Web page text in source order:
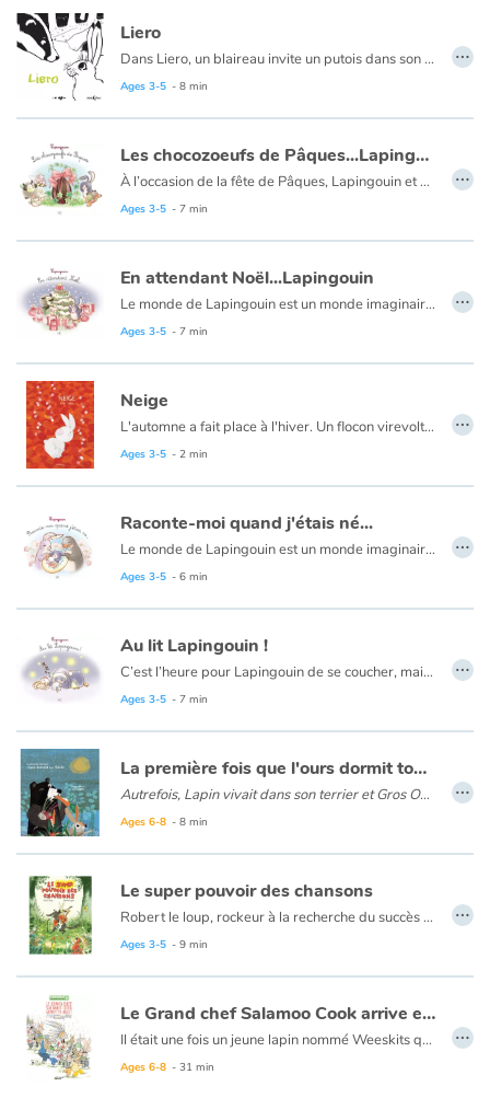
Liero
Dans Liero, un blaireau invite un putois dans son terrier.
Ages 3-5 - 8 min
…
Les chocozoeufs de Pâques...Lapingouin
À l’occasion de la fête de Pâques, Lapingouin et sa classe visitent la coqolaterie du Chocochef. Ils vont enfin découvrir comment sont fabriqués les chocozœufs. Mais le Chocochef va-t-il leur dévoiler tous ses secrets ?
Ages 3-5 - 7 min
…
En attendant Noël...Lapingouin
Le monde de Lapingouin est un monde imaginaire où sa nature hybride, croisement entre un lapin et un pingouin, et celle de ses amis, évoquent la richesse et la transmission de la mixité. À l’approche de Noël, Lapingouin cherche à résoudre l’énigme du Père Noël : Comment parvient-il à distribuer les cadeaux en secret ? Pour percer ce mystère, Lapingouin a un plan…
Ages 3-5 - 7 min
…
Neige
L'automne a fait place à l'hiver. Un flocon virevolte, léger. Il neige. Bientôt la forêt revêt son manteau blanc et chacun gagne son logis pour l'hiver.
Ages 3-5 - 2 min
…
Raconte-moi quand j'étais né...
Le monde de Lapingouin est un monde imaginaire où sa nature hybride, croisement entre un lapin et un pingouin, et celle de ses amis, évoquent la richesse et la transmission de la mixité. Lapingouin retrouve son album de naissance et pose un tas de questions à ses parents.
Ages 3-5 - 6 min
…
Au lit Lapingouin !
C’est l’heure pour Lapingouin de se coucher, mais il a tendance à trainer les nageoires pour y aller. Alors il fait tout pour gagner du temps, cherchant milles excuses, malgré les rappels de sa maman. À force de l’attendre, celle-ci s’endort dans son lit sans qu’il s’en rende compte. Occupé à chercher « Moudoux », son papa lui demande ce qu’il est en train de faire. Tout coi, il réfléchit et n’arrive pas à se souvenir ce que lui avait demandé de faire sa maman. Un traité illustratif d’une grande finesse tout en douceur.
Ages 3-5 - 7 min
…
La première fois que l'ours dormit tout l'hiver
Autrefois, Lapin vivait dans son terrier et Gros Ours dans sa tanière, tout à côté. L’un était prévoyant, l’autre insouciant et voleur.
Une randonnée humoristique pour tous.
Ages 6-8 - 8 min
…
Le super pouvoir des chansons
Robert le loup, rockeur à la recherche du succès rêve de monter un groupe de loups. Ni une ni deux, il met une annonce et à sa grande surprise, Max le lapin, rocker à la voix divine, apparaît. Le groupe « Les Pouet-Pouet » est né. Succès immédiat dans la forêt, les fans accourent de partout… Mais l'instinct de prédateur de Robert n'est jamais très loin...
Ages 3-5 - 9 min
…
Le Grand chef Salamoo Cook arrive en ville !
Il était une fois un jeune lapin nommé Weeskits qui gambadait dans la forêt à la périphérie de Kisoos, une petite ville peuplée exclusivement de lapins, considérée le nombril du monde. Il avait des nouvelles très importantes à annoncer : Salamoo Cook, le grand chef de tous les lapins de la planète, était en route pour annoncer un mystérieux concours. Le prix qu’on pourrait gagner ? Un approvisionnement d’un an en jus de waaskee-choos fraîchement pressé à partir de cônes d’épinette. Weeskits arrivera-t-il à aider son frère Keegach en gagnant cette panacée qui guérirait sa femme souffrante du vilain manchoos ?
Ages 6-8 - 31 min
…